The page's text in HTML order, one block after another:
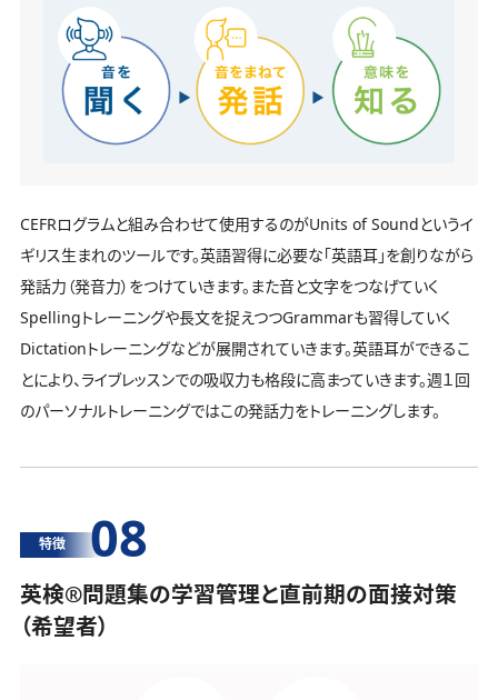
CEFRログラムと組み合わせて使用するのがUnits of Soundというイ
ギリス生まれのツールです。英語習得に必要な「英語耳」を創りながら
発話力（発音力）をつけていきます。また音と文字をつなげていく
Spellingトレーニングや長文を捉えつつGrammarも習得していく
Dictationトレーニングなどが展開されていきます。英語耳ができるこ
とにより、ライブレッスンでの吸収力も格段に高まっていきます。週１回
のパーソナルトレーニングではこの発話力をトレーニングします。
特徴 08
英検®️問題集の学習管理と直前期の面接対策
（希望者）